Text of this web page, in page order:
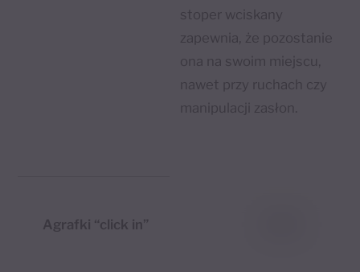
stoper wciskany
zapewnia, że pozostanie
ona na swoim miejscu,
nawet przy ruchach czy
manipulacji zasłon.
Agrafki “click in”